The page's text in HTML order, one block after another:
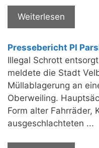
Weiterlesen
Pressebericht PI
Illegal Schrott
meldete die Stadt
Müllablagerung an
Oberweiling.
Form alter Fahrräder,
ausgeschlachteten ...